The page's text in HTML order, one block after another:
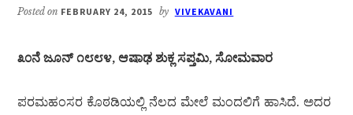
Posted on FEBRUARY 24, 2015 by VIVEKAVANI
೩೦ನೆ ಜೂನ್ ೧೮೮೪, ಆಷಾಢ ಶುಕ್ಲ ಸಪ್ತಮಿ, ಸೋಮವಾರ
ಪರಮಹಂಸರ ಕೊಠಡಿಯಲ್ಲಿ ನೆಲದ ಮೇಲೆ ಮಂದಲಿಗೆ ಹಾಸಿದೆ. ಅದರ